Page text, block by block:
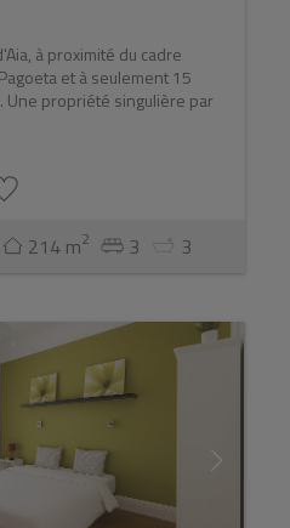
à proximité du cadre
et à seulement 15
Une propriété singulière par
214 m2 3 3